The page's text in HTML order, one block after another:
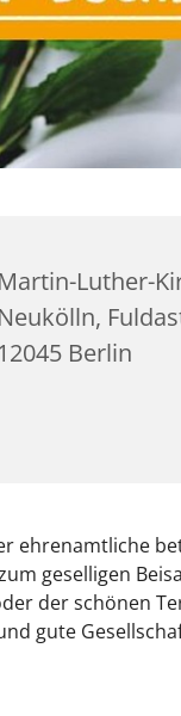
Martin-Luther-
Neukölln,
12045 Berlin
ehrenamtliche
geselligen
der schönen
gute